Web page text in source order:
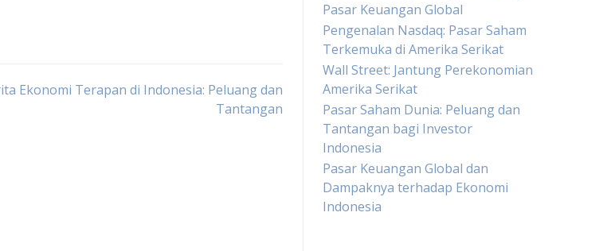
Ekonomi Terapan di Indonesia: Peluang dan
Tantangan
Pasar Keuangan Global
Pengenalan Nasdaq: Pasar Saham
Terkemuka di Amerika Serikat
Wall Street: Jantung Perekonomian
Amerika Serikat
Pasar Saham Dunia: Peluang dan
Tantangan bagi Investor
Indonesia
Pasar Keuangan Global dan
Dampaknya terhadap Ekonomi
Indonesia